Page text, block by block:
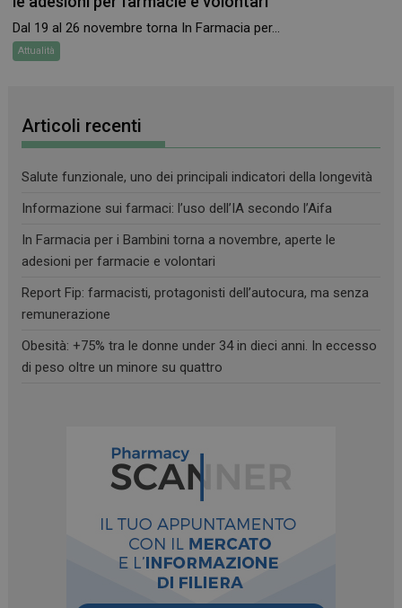
Dal 19 al 26 novembre torna In Farmacia per...
Attualità
Articoli recenti
Salute funzionale, uno dei principali indicatori della longevità
Informazione sui farmaci: l’uso dell’IA secondo l’Aifa
In Farmacia per i Bambini torna a novembre, aperte le
adesioni per farmacie e volontari
Report Fip: farmacisti, protagonisti dell’autocura, ma senza
remunerazione
Obesità: +75% tra le donne under 34 in dieci anni. In eccesso
di peso oltre un minore su quattro
PHPSESSID
PHP.net
.www.farmamese.it